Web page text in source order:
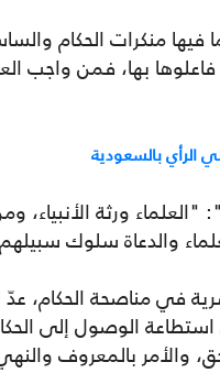
منكرات الحكام
بها، فمن واجب
الرأي بالسعودية
": "العلماء ورثة الأنبياء،
والدعاة سلوك
في مناصحة الحكام،
الوصول إلى
والأمر بالمعروف